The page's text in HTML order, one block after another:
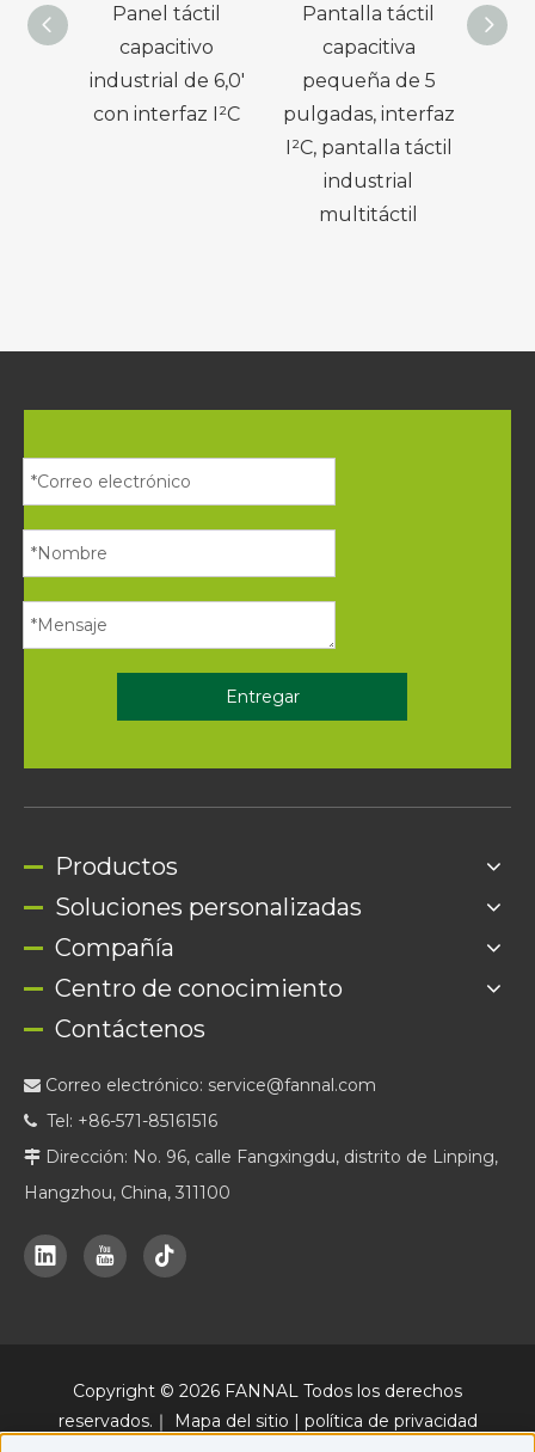
Panel táctil
capacitivo
industrial de 6,0'
con interfaz I²C
Pantalla táctil
capacitiva
pequeña de 5
pulgadas, interfaz
I²C, pantalla táctil
industrial
multitáctil
Entregar
Productos
Soluciones personalizadas
Compañía
Centro de conocimiento
Contáctenos
 Correo electrónico: service@fannal.com
 Tel: +86-571-85161516
 Dirección: No. 96, calle Fangxingdu, distrito de Linping,
Hangzhou, China, 311100
Copyright © 2026 FANNAL Todos los derechos
reservados.｜
Mapa del sitio | política de privacidad